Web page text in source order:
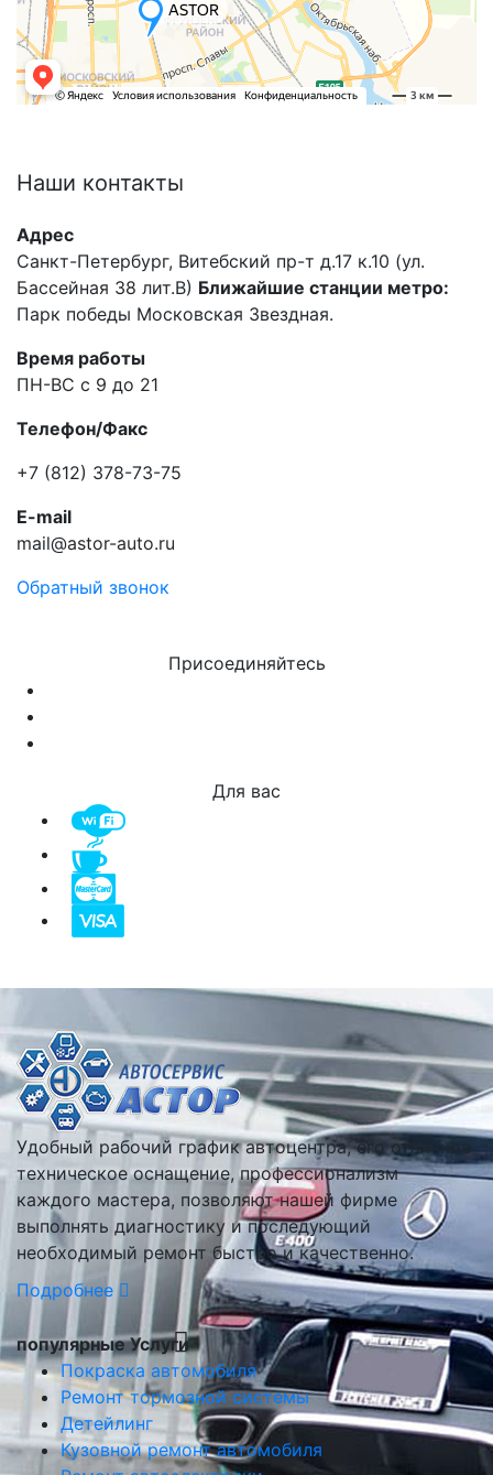
Наши контакты
Адрес
Санкт-Петербург, Витебский пр-т д.17 к.10 (ул.
Бассейная 38 лит.В) Ближайшие станции метро:
Парк победы Московская Звездная.
Время работы
ПН-ВС с 9 до 21
Телефон/Факс
+7 (812) 378-73-75
E-mail
mail@astor-auto.ru
Обратный звонок
Присоединяйтесь
Для вас
Удобный рабочий график автоцентра, его отличное
техническое оснащение, профессионализм
каждого мастера, позволяют нашей фирме
выполнять диагностику и последующий
необходимый ремонт быстро и качественно.
Подробнее
популярные Услуги
Покраска автомобиля
Ремонт тормозной системы
Детейлинг
Кузовной ремонт автомобиля